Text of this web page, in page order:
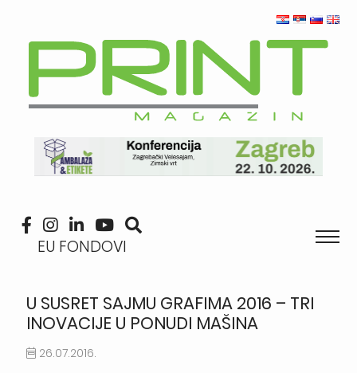
EU FONDOVI
U SUSRET SAJMU GRAFIMA 2016 – TRI
INOVACIJE U PONUDI MAŠINA
26.07.2016.